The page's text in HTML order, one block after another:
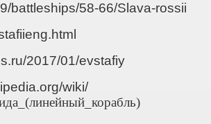
battleships/58-66/Slava-rossii
2017/01/evstafiy
wiki/